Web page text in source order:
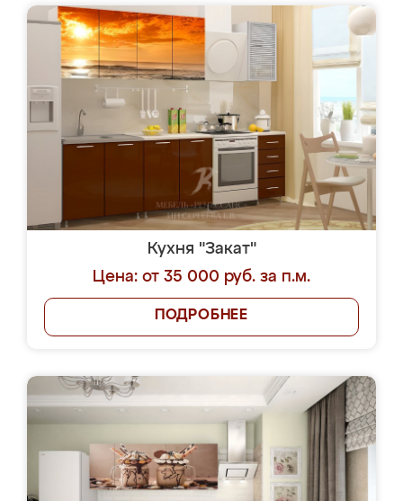
Кухня "Закат"
Цена: от 35 000 руб. за п.м.
ПОДРОБНЕЕ